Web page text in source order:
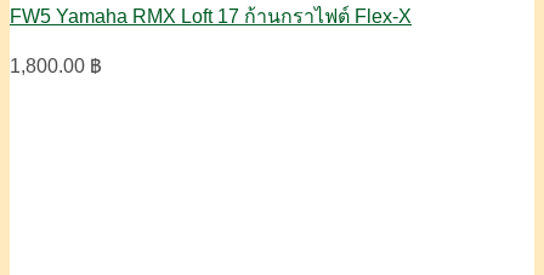
FW5 Yamaha RMX Loft 17 ก้านกราไฟต์ Flex-X
1,800.00 ฿